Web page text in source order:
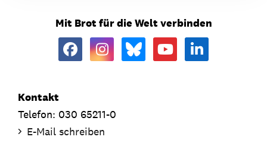
Mit Brot für die Welt verbinden
Kontakt
Telefon: 030 65211-0
E-Mail schreiben